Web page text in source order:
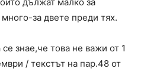
за двете преди тях.
знае,че това не важи от 1
/ текстът на пар.48 от